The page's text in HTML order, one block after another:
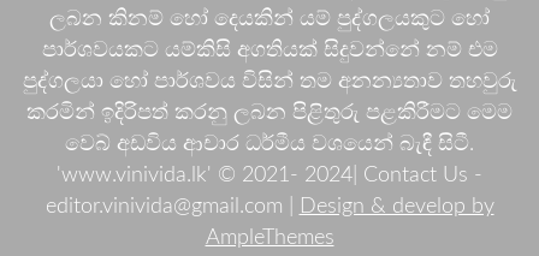
ලබන කිනම් හෝ දෙයකින් යම් පුද්ගලයකුට හෝ
පාර්ශවයකට යම්කිසි අගතියක් සිදුවන්නේ නම් එම
පුද්ගලයා හෝ පාර්ශවය විසින් තම අනන්‍යතාව තහවුරු
කරමින් ඉදිරිපත් කරනු ලබන පිළිතුරු පළකිරීමට මෙම
වෙබ් අඩවිය ආචාර ධර්මීය වශයෙන් බැඳී සිටී.
'www.vinivida.lk' © 2021- 2024| Contact Us -
editor.vinivida@gmail.com |
Design & develop by
AmpleThemes